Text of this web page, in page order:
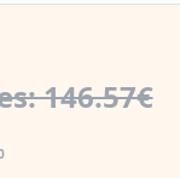
146.57€